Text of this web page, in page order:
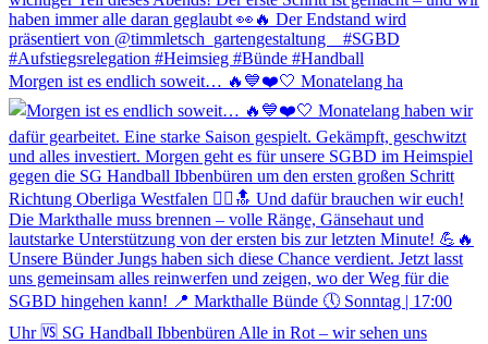
Morgen ist es endlich soweit… 🔥💙❤️🤍 Monatelang ha